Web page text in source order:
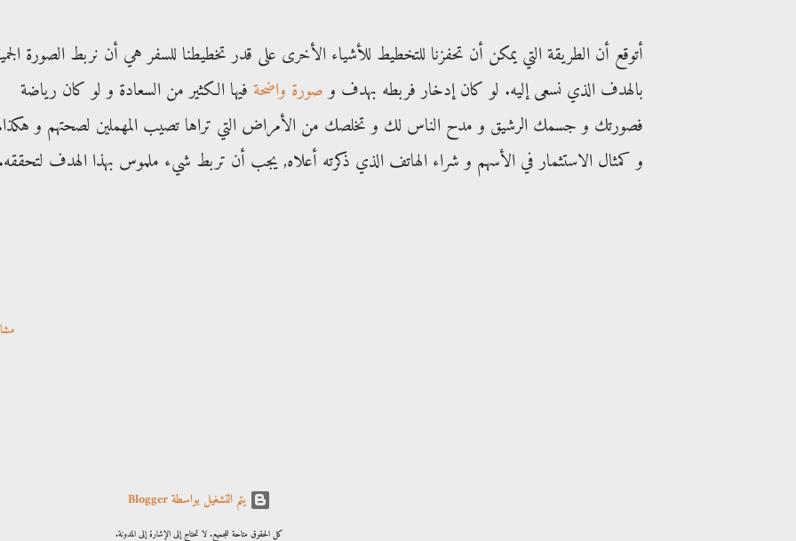
أتوقع أن الطريقة التي يمكن أن تحفزنا للتخطيط للأشياء الأخرى على قدر تخطيطنا للسفر هي أن نربط الصورة
بالهدف الذي نسعى إليه. لو كان إدخار فربطه بهدف وصورة واضحة فيها الكثير من السعادة و لو كان رياضة
فصورتك و جسمك الرشيق و مدح الناس لك و تخلصك من الأمراض التي تراها تصيب المهملين لصحتهم و
و كمثال الاستثمار في الأسهم و شراء الهاتف الذي ذكرته أعلاه, يجب أن تربط شيء ملموس بهذا الهدف
‏يتم التشغيل بواسطة Blogger
كل الحقوق متاحة للجميع. لا تحتاج إلى الإشارة إلى المدونة.